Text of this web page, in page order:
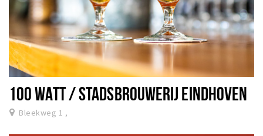
100 WATT / STADSBROUWERIJ EINDHOVEN
Bleekweg 1 ,